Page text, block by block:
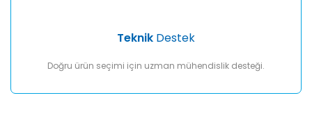
Teknik Destek
Doğru ürün seçimi için uzman mühendislik desteği.